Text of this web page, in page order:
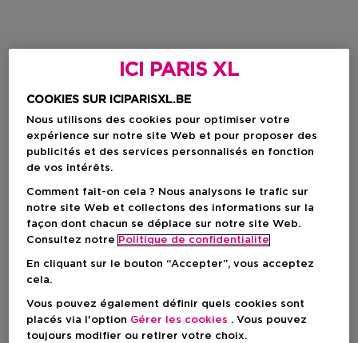
ICI PARIS XL
COOKIES SUR ICIPARISXL.BE
Nous utilisons des cookies pour optimiser votre
expérience sur notre site Web et pour proposer des
publicités et des services personnalisés en fonction
de vos intérêts.
Comment fait-on cela ? Nous analysons le trafic sur
notre site Web et collectons des informations sur la
façon dont chacun se déplace sur notre site Web.
Consultez notre Politique de confidentialite
En cliquant sur le bouton “Accepter”, vous acceptez
cela.
Vous pouvez également définir quels cookies sont
placés via l'option Gérer les cookies . Vous pouvez
toujours modifier ou retirer votre choix.